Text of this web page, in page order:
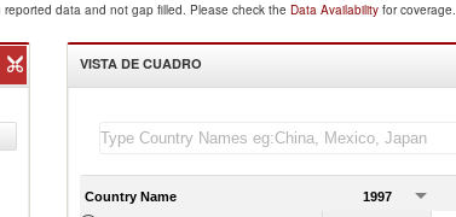
data and not gap filled. Please check the Data Availability for coverage.
(% del total de mercader as importadas)
VISTA DE CUADRO
Country Name 1997